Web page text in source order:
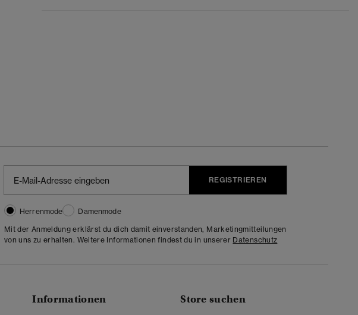
REGISTRIEREN
Herrenmode
Damenmode
Mit der Anmeldung erklärst du dich damit einverstanden, Marketingmitteilungen
von uns zu erhalten. Weitere Informationen findest du in unserer Datenschutz
Informationen Store suchen